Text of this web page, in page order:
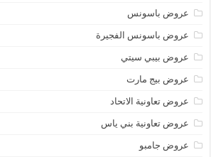
عروض باسونس
عروض باسونس الفجيرة
عروض بيبي سيتي
عروض بيج مارت
عروض تعاونية الاتحاد
عروض تعاونية بني ياس
عروض جامبو